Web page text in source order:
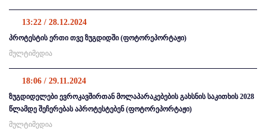
13:22 / 28.12.2024
პროტესტის ერთი თვე ზუგდიდში (ფოტორეპორტაჟი)
მულტიმედია
18:06 / 29.11.2024
ზუგდიდელები ევროკავშირთან მოლაპარაკებების გახსნის საკითხის 2028
წლამდე შეჩერებას აპროტესტებენ (ფოტორეპორტაჟი)
მულტიმედია